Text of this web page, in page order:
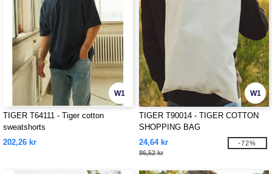
W1
TIGER T64111 - Tiger cotton
sweatshorts
202,26 kr
W1
TIGER T90014 - TIGER COTTON
SHOPPING BAG
24,64 kr
86,52 kr
-72%